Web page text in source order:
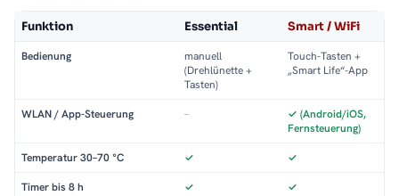
Funktion Essential Smart / WiFi
Bedienung
manuell
(Drehlünette +
Tasten)
Touch-Tasten +
„Smart Life“-App
WLAN / App-Steuerung –
✓ (Android/iOS,
Fernsteuerung)
Temperatur 30–70 °C ✓ ✓
Timer bis 8 h ✓ ✓